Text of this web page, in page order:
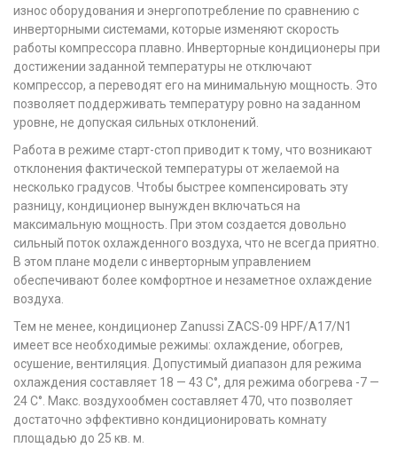
износ оборудования и энергопотребление по сравнению с
инверторными системами, которые изменяют скорость
работы компрессора плавно. Инверторные кондиционеры при
достижении заданной температуры не отключают
компрессор, а переводят его на минимальную мощность. Это
позволяет поддерживать температуру ровно на заданном
уровне, не допуская сильных отклонений.
Работа в режиме старт-стоп приводит к тому, что возникают
отклонения фактической температуры от желаемой на
несколько градусов. Чтобы быстрее компенсировать эту
разницу, кондиционер вынужден включаться на
максимальную мощность. При этом создается довольно
сильный поток охлажденного воздуха, что не всегда приятно.
В этом плане модели с инверторным управлением
обеспечивают более комфортное и незаметное охлаждение
воздуха.
Тем не менее, кондиционер Zanussi ZACS-09 HPF/A17/N1
имеет все необходимые режимы: охлаждение, обогрев,
осушение, вентиляция. Допустимый диапазон для режима
охлаждения составляет 18 — 43 С°, для режима обогрева -7 —
24 С°. Макс. воздухообмен составляет 470, что позволяет
достаточно эффективно кондиционировать комнату
площадью до 25 кв. м.